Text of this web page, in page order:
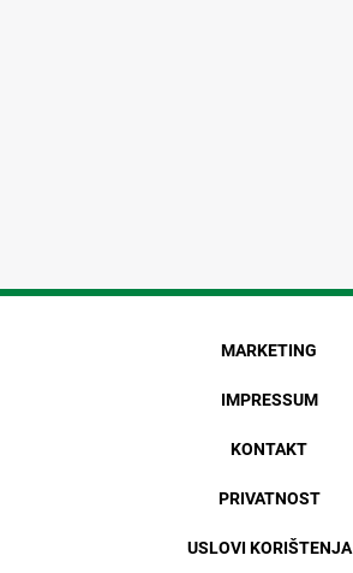
MARKETING
IMPRESSUM
KONTAKT
PRIVATNOST
USLOVI KORIŠTENJA